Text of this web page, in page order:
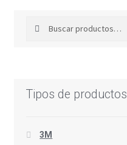
Tipos de productos
3M